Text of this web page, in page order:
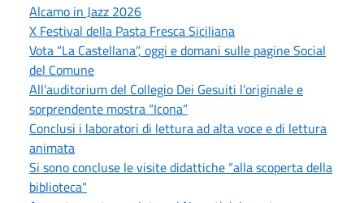
Alcamo in Jazz 2026
X Festival della Pasta Fresca Siciliana
Vota “La Castellana”, oggi e domani sulle pagine Social
del Comune
All’auditorium del Collegio Dei Gesuiti l’originale e
sorprendente mostra “Icona”
Conclusi i laboratori di lettura ad alta voce e di lettura
animata
Si sono concluse le visite didattiche “alla scoperta della
biblioteca"